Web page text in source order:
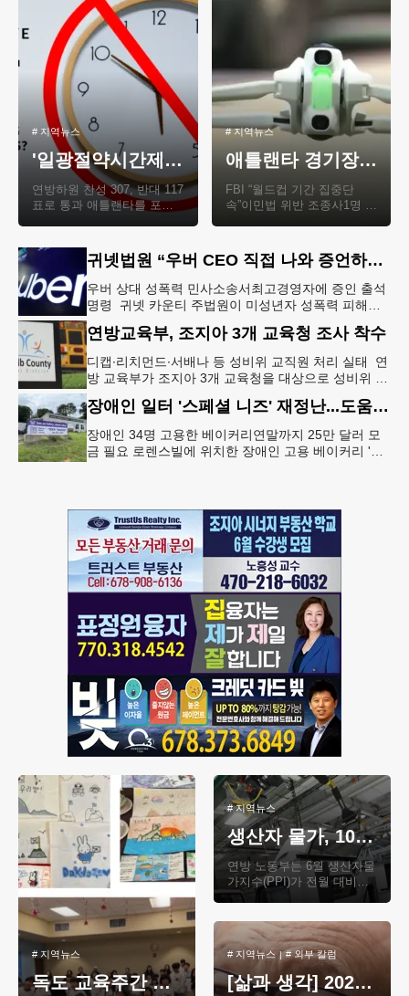
# 지역뉴스
'일광절약시간제' 폐지 현실화되나
연방하원 찬성 307, 반대 117
표로 통과 애틀랜타를 포함
(Daylight Saving Ti..
#지역뉴스
애틀랜타 경기장 주변 불법 드론 100여대 압수
FBI “월드컵 기간 집중단
속”이민법 위반 조종사1명 체
주변에서 비행금..
귀넷법원 “우버 CEO 직접 나와 증언하라”
우버 상대 성폭력 민사소송서최고경영자에 증인 출석
명령 귀넷 카운티 주법원이 미성년자 성폭력 피해와
경영자에 대한 증인출석을 명
연방교육부, 조지아 3개 교육청 조사 착수
디캡∙리치먼드∙서배나 등 성비위 교직원 처리 실태 연
방 교육부가 조지아 3개 교육청을 대상으로 성비위 관
리 탐사보도매체 프
장애인 일터 '스페셜 니즈' 재정난...도움 호소
장애인 34명 고용한 베이커리연말까지 25만 달러 모
금 필요 로렌스빌에 위치한 장애인 고용 베이커리 '스
# 지역뉴스
독도 교육주간 운영 한글학교 모집
#지역뉴스
생산자 물가, 10개월 만에 전월비 하락
연방 노동부는 6월 생산자물
가지수(PPI)가 전월 대비
0.3% 하락했다고 15일 밝혔
락한 것은 작년 8월(..
# 지역뉴스 #외부 칼럼
[삶과 생각] 2026년 7월 13일 월요일